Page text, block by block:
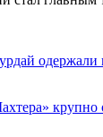
одержали
крупно